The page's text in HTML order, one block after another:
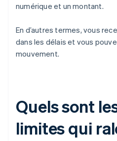
numérique et un montant.
En d’autres termes, vous
dans les délais et vous
mouvement.
Quels sont
limites qui